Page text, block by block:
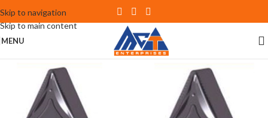
Skip to navigation
Skip to main content
MENU